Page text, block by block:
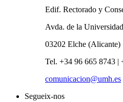
Edif. Rectorado y
Avda. de la
03202 Elche (Alicante)
Tel. +34 96 665 8743 |
comunicacion@umh.es
Segueix-nos